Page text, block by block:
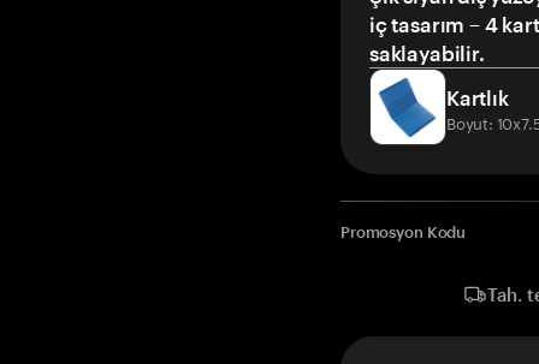
iç tasarım – 4
saklayabilir.
Kartlık
Boyut:
Promosyon Kodu
Tah.